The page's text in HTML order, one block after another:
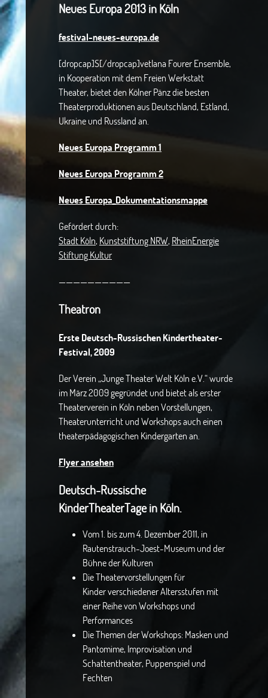
Neues Europa 2013 in Köln
festival-neues-europa.de
[dropcap]S[/dropcap]vetlana Fourer Ensemble,
in Kooperation mit dem Freien Werkstatt
Theater, bietet den Kölner Pänz die besten
Theaterproduktionen aus Deutschland, Estland,
Ukraine und Russland an.
Neues Europa Programm 1
Neues Europa Programm 2
Neues Europa_Dokumentationsmappe
Gefördert durch:
Stadt Köln, Kunststiftung NRW, RheinEnergie
Stiftung Kultur
——————————
Theatron
Erste Deutsch-Russischen Kindertheater-
Festival, 2009
Der Verein „Junge Theater Welt Köln e.V.“ wurde
im März 2009 gegründet und bietet als erster
Theaterverein in Köln neben Vorstellungen,
Theaterunterricht und Workshops auch einen
theaterpädagogischen Kindergarten an.
Flyer ansehen
Deutsch-Russische
KinderTheaterTage in Köln.
Vom 1. bis zum 4. Dezember 2011, in
Rautenstrauch-Joest-Museum und der
Bühne der Kulturen
Die Theatervorstellungen für
Kinder verschiedener Altersstufen mit
einer Reihe von Workshops und
Performances
Die Themen der Workshops: Masken und
Pantomime, Improvisation und
Schattentheater, Puppenspiel und
Fechten